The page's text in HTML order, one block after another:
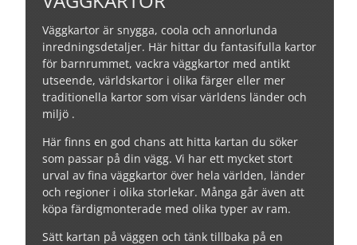
Väggkartor är snygga, coola och annorlunda
inredningsdetaljer. Här hittar du fantasifulla kartor
för barnrummet, vackra väggkartor med antikt
utseende, världskartor i olika färger eller mer
traditionella kartor som visar världens länder och
miljö .
Här finns en god chans att hitta kartan du söker
som passar på din vägg. Vi har ett mycket stort
urval av fina väggkartor över hela världen, länder
och regioner i olika storlekar. Många går även att
köpa färdigmonterade med olika typer av ram.
Sätt kartan på väggen och tänk tillbaka på en